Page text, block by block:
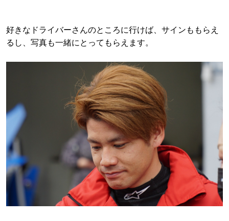
好きなドライバーさんのところに行けば、サインももらえ
るし、写真も一緒にとってもらえます。